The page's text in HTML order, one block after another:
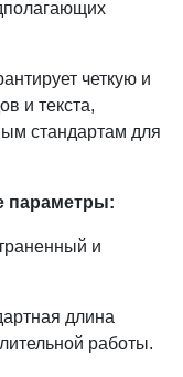
четкую и
и текста,
стандартам для
параметры:
и
длина
работы.